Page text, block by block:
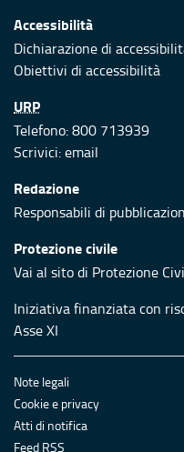
Accessibilità
Dichiarazione di
Obiettivi di accessibilità
URP
Telefono: 800 713939
Scrivici:email
Redazione
Responsabili di
Protezione civile
Vai al sito di Protezione
Iniziativa finanziata con
Asse XI
Note legali
Cookie e privacy
Atti di notifica
Feed RSS